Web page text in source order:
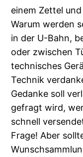
einem Zettel
Warum werden
in der U-Bahn,
oder zwischen
technisches
Technik
Gedanke soll
gefragt wird,
schnell
Frage! Aber